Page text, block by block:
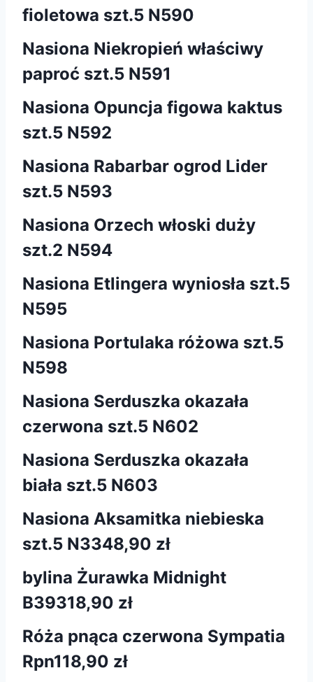
fioletowa szt.5 N590
Nasiona Niekropień właściwy
paproć szt.5 N591
Nasiona Opuncja figowa kaktus
szt.5 N592
Nasiona Rabarbar ogrod Lider
szt.5 N593
Nasiona Orzech włoski duży
szt.2 N594
Nasiona Etlingera wyniosła szt.5
N595
Nasiona Portulaka różowa szt.5
N598
Nasiona Serduszka okazała
czerwona szt.5 N602
Nasiona Serduszka okazała
biała szt.5 N603
Nasiona Aksamitka niebieska
szt.5 N3348,90 zł
bylina Żurawka Midnight
B39318,90 zł
Róża pnąca czerwona Sympatia
Rpn118,90 zł